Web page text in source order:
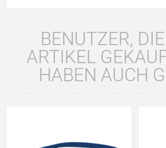
BENUTZER,
ARTIKEL
HABEN AUCH